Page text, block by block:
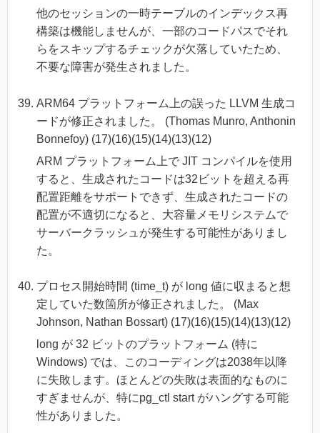
他のセッションの一時テーブルのインデックス再
構築は機能しませんが、一部のコードパスでそれ
らをスキップするチェックが欠落していたため、
不要な障害が発生されました。
ARM64 プラットフォーム上の誤った LLVM 生成コ
ードが修正されました。 (Thomas Munro, Anthonin
Bonnefoy) (17)(16)(15)(14)(13)(12)
ARM プラットフォーム上で JIT コンパイルを使用
すると、生成されたコードは32ビットを超える再
配置距離をサポートできず、生成されたコードの
配置が不適切になると、大容量メモリシステムで
サーバークラッシュが発生する可能性がありまし
た。
プロセス開始時間 (time_t) が long 値に収まると想
定していた数箇所が修正されました。 (Max
Johnson, Nathan Bossart) (17)(16)(15)(14)(13)(12)
long が 32 ビットのプラットフォーム (特に
Windows) では、このコーディングは2038年以降
に失敗します。ほとんどの失敗は表面的なものに
すぎませんが、特にpg_ctl start がハングする可能
性がありました。